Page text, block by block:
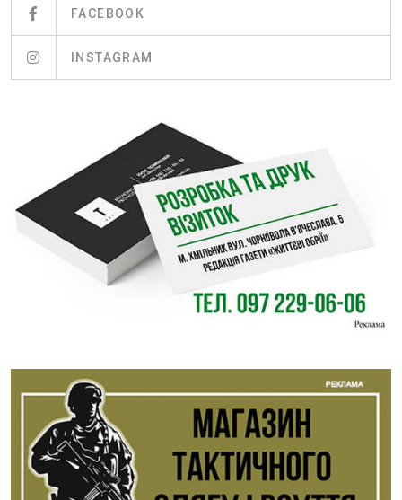
FACEBOOK
INSTAGRAM